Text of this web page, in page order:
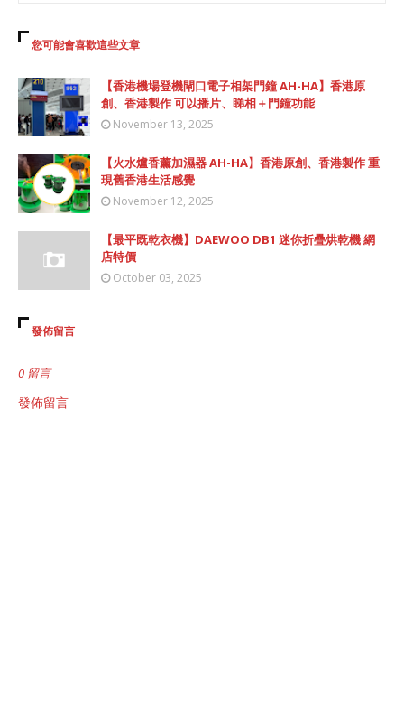
您可能會喜歡這些文章
【香港機場登機閘口電子相架門鐘 AH-HA】香港原
創、香港製作 可以播片、睇相＋門鐘功能
November 13, 2025
【火水爐香薰加濕器 AH-HA】香港原創、香港製作 重
現舊香港生活感覺
November 12, 2025
【最平既乾衣機】DAEWOO DB1 迷你折疊烘乾機 網
店特價
October 03, 2025
發佈留言
0 留言
發佈留言